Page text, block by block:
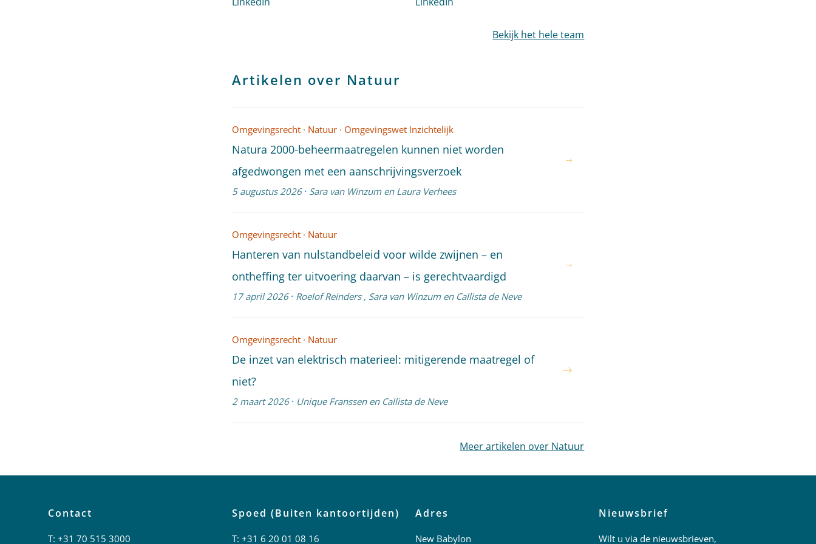
Bekijk het hele team
Artikelen over Natuur
Omgevingsrecht · Natuur · Omgevingswet Inzichtelijk
Natura 2000-beheermaatregelen kunnen niet worden
afgedwongen met een aanschrijvingsverzoek
5 augustus 2026 · Sara van Winzum en Laura Verhees
Omgevingsrecht · Natuur
Hanteren van nulstandbeleid voor wilde zwijnen – en
ontheffing ter uitvoering daarvan – is gerechtvaardigd
17 april 2026 · Roelof Reinders , Sara van Winzum en Callista de Neve
Omgevingsrecht · Natuur
De inzet van elektrisch materieel: mitigerende maatregel of
niet?
2 maart 2026 · Unique Franssen en Callista de Neve
Meer artikelen over Natuur
Contact
T:+31 70 515 3000
Spoed (Buiten kantoortijden)
T: +31 6 20 01 08 16
Adres
New Babylon
Nieuwsbrief
Wilt u via de nieuwsbrieven,